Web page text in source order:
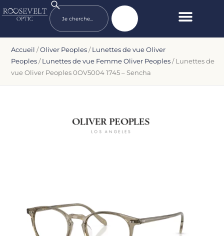
Accueil /Oliver Peoples/Lunettes de vue Oliver
Peoples/Lunettes de vue Femme Oliver Peoples/ Lunettes de
vue Oliver Peoples 0OV5004 1745 – Sencha